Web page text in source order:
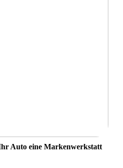
Auto eine Markenwerkstatt